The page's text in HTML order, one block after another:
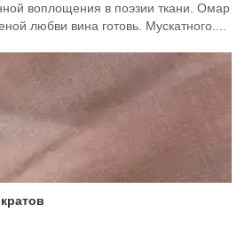
воплощения в поэзии ткани. Омар
любви вина готовь. Мускатного....